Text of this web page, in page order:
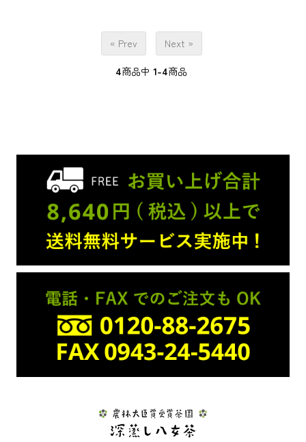
« Prev Next »
4商品中 1-4商品